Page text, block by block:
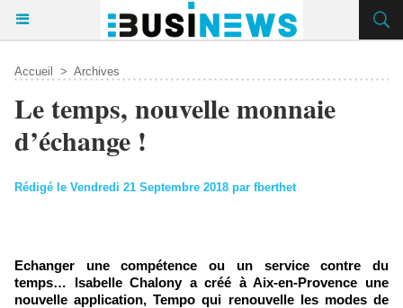
Accueil > Archives
Le temps, nouvelle monnaie
d’échange !
Rédigé le Vendredi 21 Septembre 2018 par fberthet
Echanger une compétence ou un service contre du
temps… Isabelle Chalony a créé à Aix-en-Provence une
nouvelle application, Tempo qui renouvelle les modes de